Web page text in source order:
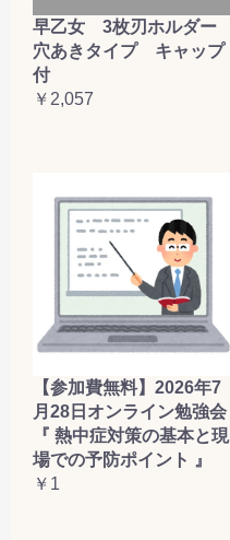
早乙女 3枚刃ホルダー
穴あきタイプ キャップ
付
￥2,057
【参加費無料】2026年7
月28日オンライン勉強会
『 熱中症対策の基本と現
場での予防ポイント 』
￥1